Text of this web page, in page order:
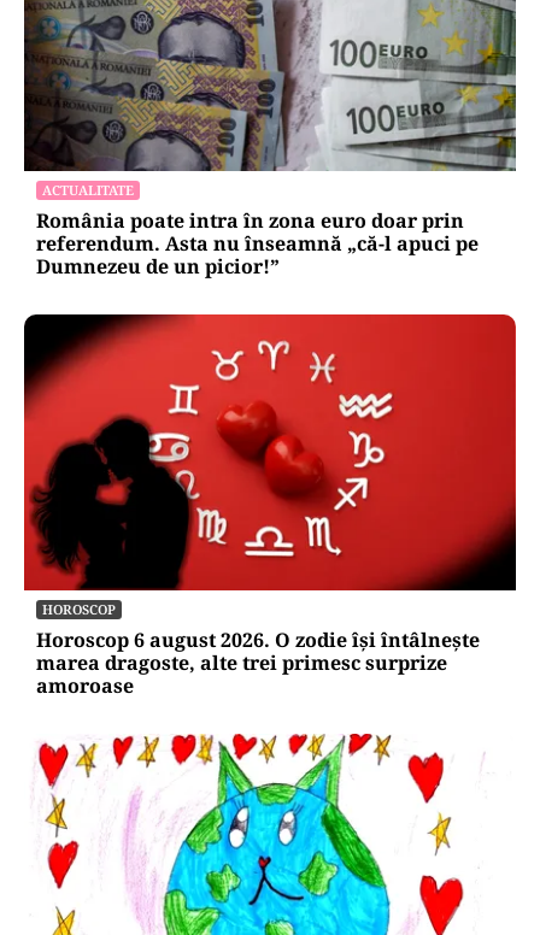
ACTUALITATE
România poate intra în zona euro doar prin
referendum. Asta nu înseamnă „că-l apuci pe
Dumnezeu de un picior!”
HOROSCOP
Horoscop 6 august 2026. O zodie își întâlnește
marea dragoste, alte trei primesc surprize
amoroase